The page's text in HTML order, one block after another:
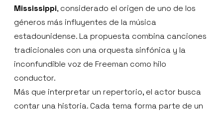
Mississippi, considerado el origen de uno de los
géneros más influyentes de la música
estadounidense. La propuesta combina canciones
tradicionales con una orquesta sinfónica y la
inconfundible voz de Freeman como hilo
conductor.
Más que interpretar un repertorio, el actor busca
contar una historia. Cada tema forma parte de un